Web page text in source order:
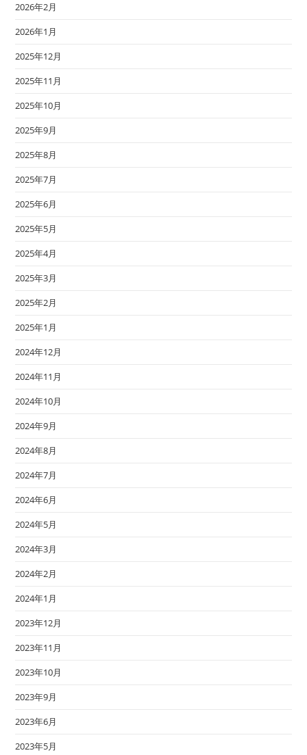
2026年2月
2026年1月
2025年12月
2025年11月
2025年10月
2025年9月
2025年8月
2025年7月
2025年6月
2025年5月
2025年4月
2025年3月
2025年2月
2025年1月
2024年12月
2024年11月
2024年10月
2024年9月
2024年8月
2024年7月
2024年6月
2024年5月
2024年3月
2024年2月
2024年1月
2023年12月
2023年11月
2023年10月
2023年9月
2023年6月
2023年5月